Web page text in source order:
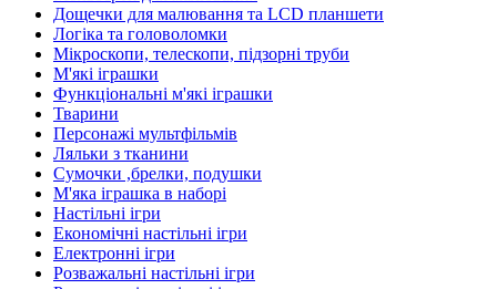
Дощечки для малювання та LCD планшети
Логіка та головоломки
Мікроскопи, телескопи, підзорні труби
М'які іграшки
Функціональні м'які іграшки
Тварини
Персонажі мультфільмів
Ляльки з тканини
Сумочки ,брелки, подушки
М'яка іграшка в наборі
Настільні ігри
Економічні настільні ігри
Електронні ігри
Розважальні настільні ігри